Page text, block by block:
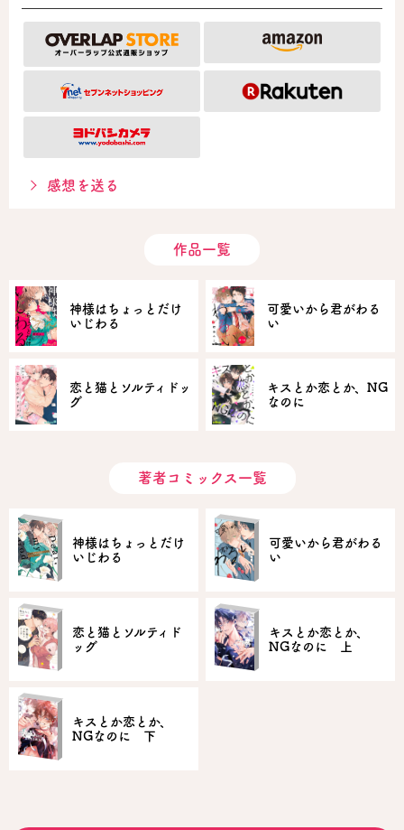
感想を送る
作品一覧
神様はちょっとだけ
いじわる
可愛いから君がわる
い
恋と猫とソルティドッ
グ
キスとか恋とか、NG
なのに
著者コミックス一覧
神様はちょっとだけ
いじわる
可愛いから君がわる
い
恋と猫とソルティド
ッグ
キスとか恋とか、
NGなのに 上
キスとか恋とか、
NGなのに 下